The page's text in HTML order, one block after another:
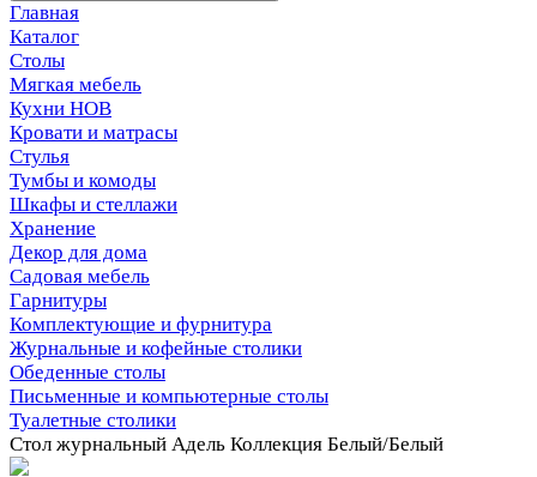
Главная
Каталог
Столы
Мягкая мебель
Кухни НОВ
Кровати и матрасы
Стулья
Тумбы и комоды
Шкафы и стеллажи
Хранение
Декор для дома
Садовая мебель
Гарнитуры
Комплектующие и фурнитура
Журнальные и кофейные столики
Обеденные столы
Письменные и компьютерные столы
Туалетные столики
Стол журнальный Адель Коллекция Белый/Белый